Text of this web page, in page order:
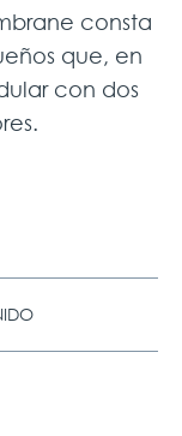
consta
que, en
con dos